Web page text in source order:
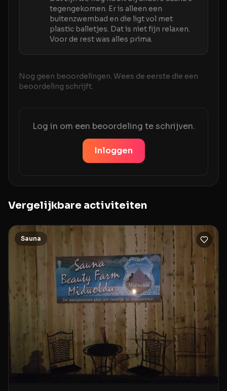
tegengekomen. Er is alleen een
buitenzwembad en die ligt vol met
plastic balletjes. Dat is niet fijn relaxen.
Voor de rest was alles prima.
Nog geen beoordelingen. Wees de eerste die een
beoordeling schrijft.
Log in om een beoordeling te schrijven.
Inloggen
Vergelijkbare activiteiten
Sauna